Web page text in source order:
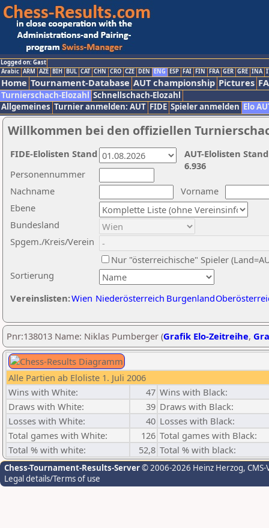
Logged on: Gast
Arabic ARM AZE BIH BUL CAT CHN CRO CZE DEN ENG ESP FAI FIN FRA GER GRE INA
Home Tournament-Database AUT championship Pictures
Turnierschach-Elozahl Schnellschach-Elozahl
Allgemeines Turnier anmelden: AUT FIDE Spieler anmelden Elo
Willkommen bei den offiziellen
Nachname
Vorname
Ebene
Sortierung
Personennummer
Bundesland
Spgem./Kreis/Verein
Nur "österreichische" Spieler
Vereinslisten:Wien Niederösterreich Burgenland
AUT-Elolisten
6.936
FIDE-Elolisten Stand
Pnr:138013 Name: Niklas Pumberger (Grafik Elo-Zeitreihe,
Alle Partien ab Eloliste 1. Juli 2006
Wins with White:
47 Wins with Black:
Draws with White:
39 Draws with Black:
Losses with White:
40 Losses with Black:
Total games with White:
126 Total games with Black:
Total % with white:
52,8 Total % with black:
Chess-Tournament-Results-Server© 2006-2026 Heinz Herzog,
Legal details/Terms of use